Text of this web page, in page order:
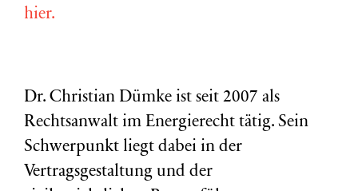
hier.
Dr. Christian Dümke ist seit 2007 als
Rechtsanwalt im Energierecht tätig. Sein
Schwerpunkt liegt dabei in der
Vertragsgestaltung und der